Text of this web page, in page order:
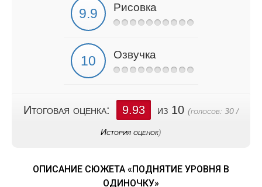
Рисовка
Озвучка
Итоговая оценка: 9.93 из 10 (голосов: 30 /
История оценок)
ОПИСАНИЕ СЮЖЕТА «ПОДНЯТИЕ УРОВНЯ В
ОДИНОЧКУ»